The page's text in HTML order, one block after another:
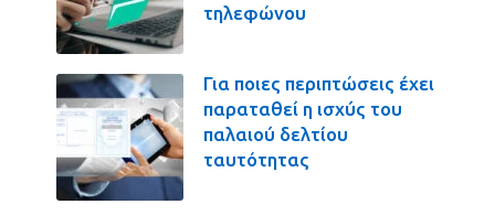
τηλεφώνου
Για ποιες περιπτώσεις έχει
παραταθεί η ισχύς του
παλαιού δελτίου
ταυτότητας